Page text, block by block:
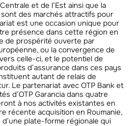
et de l’Est ainsi que la
des marchés attractifs pour
est une occasion unique pour
présence dans cette région en
de prospérité ouverte par
ou la convergence de
celle-ci, et le potentiel de
d’assurance dans ces pays
autant de relais de
Le partenariat avec OTP Bank et
d’OTP Garancia dans quatre
à nos activités existantes en
récente acquisition en Roumanie,
plate-forme régionale qui